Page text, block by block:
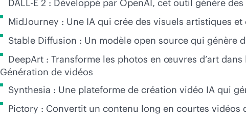
DALL-E 2 : Développé par OpenAI, cet outil génère
MidJourney : Une IA qui crée des visuels artistiques
Stable Diffusion : Un modèle open source qui génère
DeepArt : Transforme les photos en œuvres d’art dans
Génération de vidéos
Synthesia : Une plateforme de création vidéo IA qui
Pictory : Convertit un contenu long en courtes vidéos